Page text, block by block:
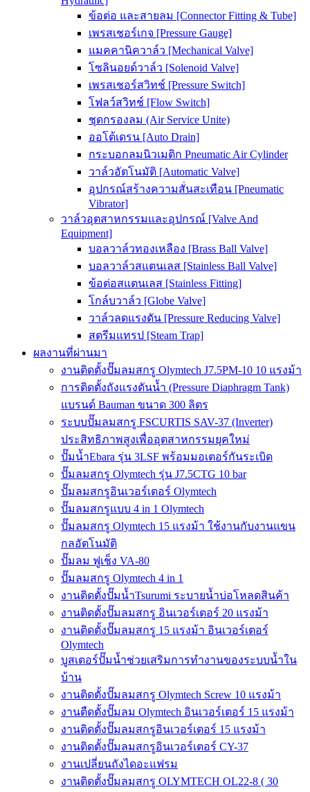
ข้อต่อ และสายลม [Connector Fitting & Tube]
เพรสเชอร์เกจ [Pressure Gauge]
แมคคานิควาล์ว [Mechanical Valve]
โซลินอยด์วาล์ว [Solenoid Valve]
เพรสเชอร์สวิทช์ [Pressure Switch]
โฟลว์สวิทช์ [Flow Switch]
ชุดกรองลม (Air Service Unite)
ออโต้เดรน [Auto Drain]
กระบอกลมนิวเมติก Pneumatic Air Cylinder
วาล์วอัตโนมัติ [Automatic Valve]
อุปกรณ์สร้างความสั่นสะเทือน [Pneumatic
Vibrator]
วาล์วอุตสาหกรรมและอุปกรณ์ [Valve And
Equipment]
บอลวาล์วทองเหลือง [Brass Ball Valve]
บอลวาล์วสแตนเลส [Stainless Ball Valve]
ข้อต่อสแตนเลส [Stainless Fitting]
โกล์บวาล์ว [Globe Valve]
วาล์วลดแรงดัน [Pressure Reducing Valve]
สตรีมแทรป [Steam Trap]
ผลงานที่ผ่านมา
งานติดตั้งปั๊มลมสกรู Olymtech J7.5PM-10 10 แรงม้า
การติดตั้งถังแรงดันน้ำ (Pressure Diaphragm Tank)
แบรนด์ Bauman ขนาด 300 ลิตร
ระบบปั๊มลมสกรู FSCURTIS SAV-37 (Inverter)
ประสิทธิภาพสูงเพื่ออุตสาหกรรมยุคใหม่
ปั๊มน้ำEbara รุ่น 3LSF พร้อมมอเตอร์กันระเบิด
ปั๊มลมสกรู Olymtech รุ่น J7.5CTG 10 bar
ปั๊มลมสกรูอินเวอร์เตอร์ Olymtech
ปั๊มลมสกรูแบบ 4 in 1 Olymtech
ปั๊มลมสกรู Olymtech 15 แรงม้า ใช้งานกับงานแขน
กลอัตโนมัติ
ปั๊มลม ฟูเช็ง VA-80
ปั๊มลมสกรู Olymtech 4 in 1
งานติดตั้งปั๊มน้ำTsurumi ระบายน้ำบ่อโหลดสินค้า
งานติดตั้งปั๊มลมสกรู อินเวอร์เตอร์ 20 แรงม้า
งานติดตั้งปั๊มลมสกรู 15 แรงม้า อินเวอร์เตอร์
Olymtech
บูสเตอร์ปั๊มน้ำช่วยเสริมการทำงานของระบบน้ำใน
บ้าน
งานติดตั้งปั๊มลมสกรู Olymtech Screw 10 แรงม้า
งานตืดตั้งปั๊มลม Olymtech อินเวอร์เตอร์ 15 แรงม้า
งานติดตั้งปั๊มลมสกรูอินเวอร์เตอร์ 15 แรงม้า
งานติดตั้งปั๊มลมสกรูอินเวอร์เตอร์ CY-37
งานเปลี่ยนถังไดอะแฟรม
งานติดตั้งปั๊มลมสกรู OLYMTECH OL22-8 ( 30